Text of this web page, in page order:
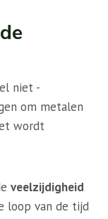
niet -
om metalen
wordt
veelzijdigheid
loop van de tijd